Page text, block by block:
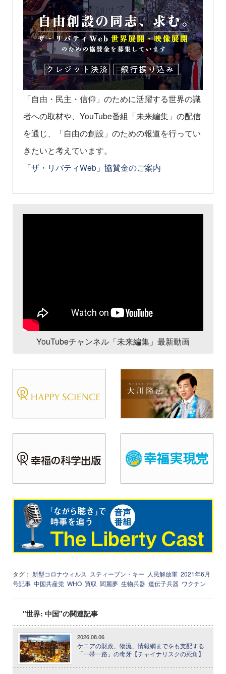
「自由・民主・信仰」のために活躍する世界の識
者への取材や、YouTube番組「未来編集」の配信
を通じ、「自由の創設」のための報道を行ってい
きたいと考えています。
「ザ・リバティWeb」協賛金のご案内
YouTubeチャンネル「未来編集」最新動画
タグ： 新型コロナウィルス スティーブン・キー 人民解放軍 2021年6月
号記事 中国共産党 WHO 買収 閻麗夢 生物兵器 遺伝子兵器 ワクチン
"世界: 中国"の関連記事
2026.08.06
ケニアの財政、物流、情報網までをも支配する
「一帯一路」の毒牙【チャイナリスクの死角】